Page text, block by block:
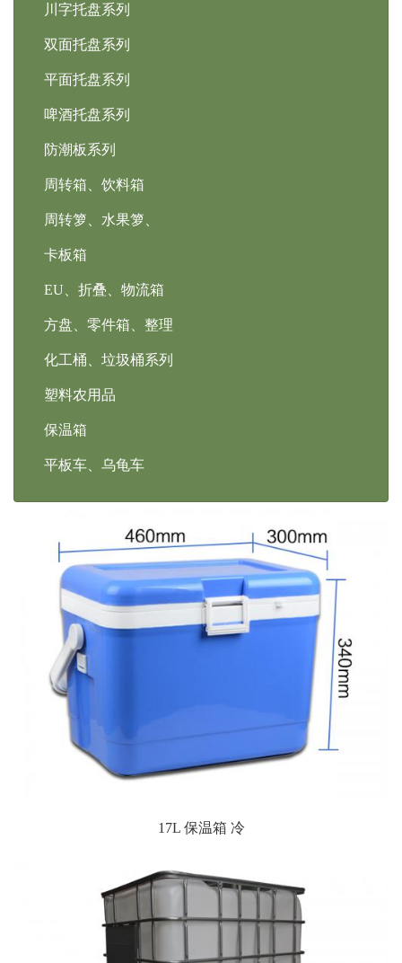
川字托盘系列
双面托盘系列
平面托盘系列
啤酒托盘系列
防潮板系列
周转箱、饮料箱
周转箩、水果箩、
卡板箱
EU、折叠、物流箱
方盘、零件箱、整理
化工桶、垃圾桶系列
塑料农用品
保温箱
平板车、乌龟车
17L 保温箱 冷